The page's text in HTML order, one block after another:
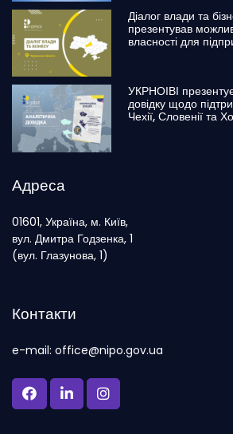
Діалог влади та
презентував
власності для
УКРНОІВІ
довідку щодо
Чехії, Словенії та
Адреса
01601, Україна, м. Київ,
вул. Дмитра Годзенка, 1
(вул. Глазунова, 1)
Контакти
e-mail: office@nipo.gov.ua